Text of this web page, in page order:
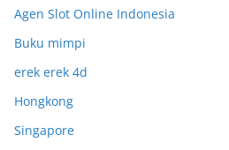
Agen Slot Online Indonesia
Buku mimpi
erek erek 4d
Hongkong
Singapore